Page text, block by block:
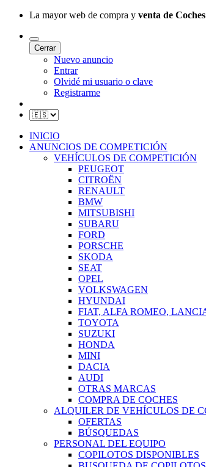
La mayor web de compra y venta de
Cerrar
Nuevo anuncio
Entrar
Olvidé mi usuario o clave
Registrarme
INICIO
ANUNCIOS DE COMPETICIÓN
VEHÍCULOS DE COMPETICIÓN
PEUGEOT
CITROËN
RENAULT
BMW
MITSUBISHI
SUBARU
FORD
PORSCHE
SKODA
SEAT
OPEL
VOLKSWAGEN
HYUNDAI
FIAT, ALFA ROMEO,
TOYOTA
SUZUKI
HONDA
MINI
DACIA
AUDI
OTRAS MARCAS
COMPRA DE COCHES
ALQUILER DE VEHÍCULOS DE
OFERTAS
BÚSQUEDAS
PERSONAL DEL EQUIPO
COPILOTOS DISPONIBLES